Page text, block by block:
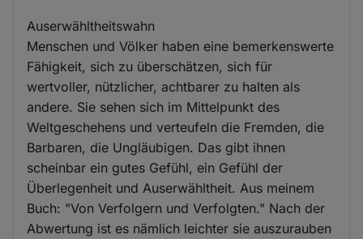
Auserwähltheitswahn
Menschen und Völker haben eine bemerkenswerte
Fähigkeit, sich zu überschätzen, sich für
wertvoller, nützlicher, achtbarer zu halten als
andere. Sie sehen sich im Mittelpunkt des
Weltgeschehens und verteufeln die Fremden, die
Barbaren, die Ungläubigen. Das gibt ihnen
scheinbar ein gutes Gefühl, ein Gefühl der
Überlegenheit und Auserwähltheit. Aus meinem
Buch: "Von Verfolgern und Verfolgten." Nach der
Abwertung ist es nämlich leichter sie auszurauben